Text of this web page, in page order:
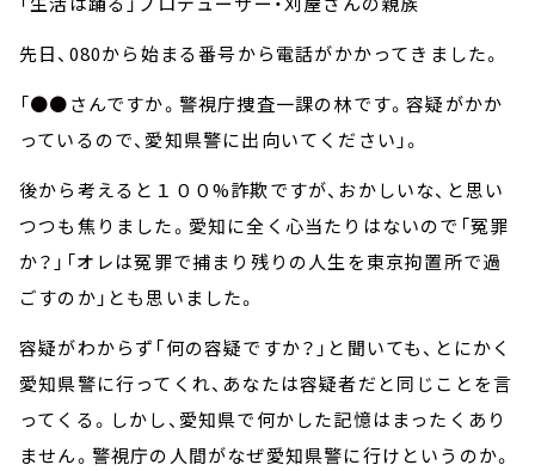
先日、080から始まる番号から電話がかかってきました。
「●●さんですか。警視庁捜査一課の林です。容疑がかか
っているので、愛知県警に出向いてください」。
後から考えると１００%詐欺ですが、おかしいな、と思い
つつも焦りました。愛知に全く心当たりはないので「冤罪
か？」「オレは冤罪で捕まり残りの人生を東京拘置所で過
ごすのか」とも思いました。
容疑がわからず「何の容疑ですか？」と聞いても、とにかく
愛知県警に行ってくれ、あなたは容疑者だと同じことを言
ってくる。しかし、愛知県で何かした記憶はまったくあり
ません。警視庁の人間がなぜ愛知県警に行けというのか。